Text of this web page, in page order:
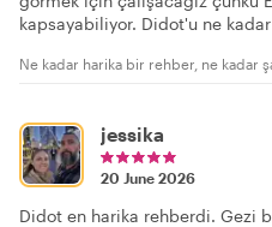
kapsayabiliyor. Didot'u ne
Ne kadar harika bir rehber, ne kadar
jessika
20 June 2026
Didot en harika rehberdi. Gezi